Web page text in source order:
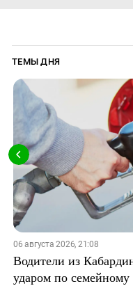
ТЕМЫ ДНЯ
06 августа 2026, 21:08
Водители из
ударом по